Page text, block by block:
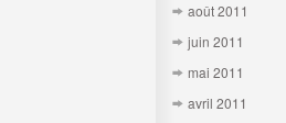
août 2011
juin 2011
mai 2011
avril 2011